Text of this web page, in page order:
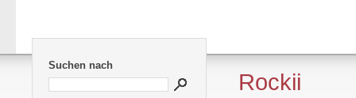
Suchen nach
Rockii